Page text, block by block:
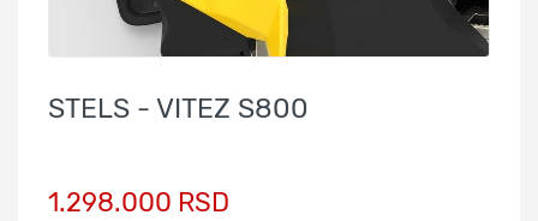
STELS - VITEZ S800
1.298.000 RSD